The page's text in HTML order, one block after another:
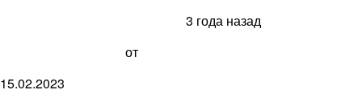
3 года назад
от
15.02.2023